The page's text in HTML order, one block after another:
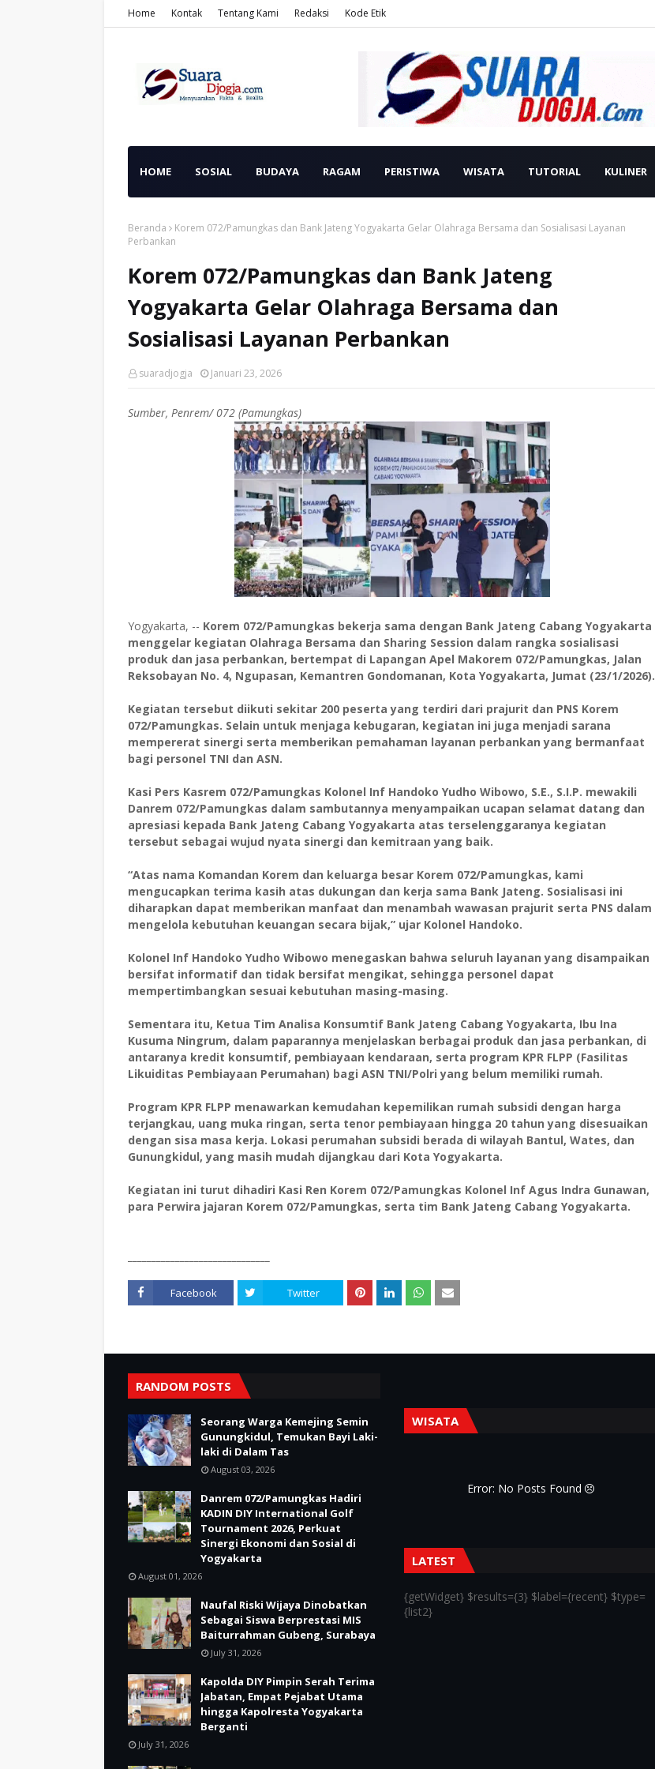
Home Kontak Tentang Kami Redaksi Kode Etik
HOME SOSIAL BUDAYA RAGAM PERISTIWA WISATA TUTORIAL KULINER
Beranda
Korem 072/Pamungkas dan Bank Jateng Yogyakarta Gelar Olahraga Bersama dan Sosialisasi Layanan
Perbankan
Korem 072/Pamungkas dan Bank Jateng
Yogyakarta Gelar Olahraga Bersama dan
Sosialisasi Layanan Perbankan
suaradjogja Januari 23, 2026
Sumber, Penrem/ 072 (Pamungkas)
Yogyakarta, -- Korem 072/Pamungkas bekerja sama dengan Bank Jateng Cabang Yogyakarta
menggelar kegiatan Olahraga Bersama dan Sharing Session dalam rangka sosialisasi
produk dan jasa perbankan, bertempat di Lapangan Apel Makorem 072/Pamungkas, Jalan
Reksobayan No. 4, Ngupasan, Kemantren Gondomanan, Kota Yogyakarta, Jumat (23/1/2026).
Kegiatan tersebut diikuti sekitar 200 peserta yang terdiri dari prajurit dan PNS Korem
072/Pamungkas. Selain untuk menjaga kebugaran, kegiatan ini juga menjadi sarana
mempererat sinergi serta memberikan pemahaman layanan perbankan yang bermanfaat
bagi personel TNI dan ASN.
Kasi Pers Kasrem 072/Pamungkas Kolonel Inf Handoko Yudho Wibowo, S.E., S.I.P. mewakili
Danrem 072/Pamungkas dalam sambutannya menyampaikan ucapan selamat datang dan
apresiasi kepada Bank Jateng Cabang Yogyakarta atas terselenggaranya kegiatan
tersebut sebagai wujud nyata sinergi dan kemitraan yang baik.
“Atas nama Komandan Korem dan keluarga besar Korem 072/Pamungkas, kami
mengucapkan terima kasih atas dukungan dan kerja sama Bank Jateng. Sosialisasi ini
diharapkan dapat memberikan manfaat dan menambah wawasan prajurit serta PNS dalam
mengelola kebutuhan keuangan secara bijak,” ujar Kolonel Handoko.
Kolonel Inf Handoko Yudho Wibowo menegaskan bahwa seluruh layanan yang disampaikan
bersifat informatif dan tidak bersifat mengikat, sehingga personel dapat
mempertimbangkan sesuai kebutuhan masing-masing.
Sementara itu, Ketua Tim Analisa Konsumtif Bank Jateng Cabang Yogyakarta, Ibu Ina
Kusuma Ningrum, dalam paparannya menjelaskan berbagai produk dan jasa perbankan, di
antaranya kredit konsumtif, pembiayaan kendaraan, serta program KPR FLPP (Fasilitas
Likuiditas Pembiayaan Perumahan) bagi ASN TNI/Polri yang belum memiliki rumah.
Program KPR FLPP menawarkan kemudahan kepemilikan rumah subsidi dengan harga
terjangkau, uang muka ringan, serta tenor pembiayaan hingga 20 tahun yang disesuaikan
dengan sisa masa kerja. Lokasi perumahan subsidi berada di wilayah Bantul, Wates, dan
Gunungkidul, yang masih mudah dijangkau dari Kota Yogyakarta.
Kegiatan ini turut dihadiri Kasi Ren Korem 072/Pamungkas Kolonel Inf Agus Indra Gunawan,
para Perwira jajaran Korem 072/Pamungkas, serta tim Bank Jateng Cabang Yogyakarta.
Facebook Twitter
RANDOM POSTS
Seorang Warga Kemejing Semin
Gunungkidul, Temukan Bayi Laki-
laki di Dalam Tas
August 03, 2026
Danrem 072/Pamungkas Hadiri
KADIN DIY International Golf
Tournament 2026, Perkuat
Sinergi Ekonomi dan Sosial di
Yogyakarta
August 01, 2026
Naufal Riski Wijaya Dinobatkan
Sebagai Siswa Berprestasi MIS
Baiturrahman Gubeng, Surabaya
July 31, 2026
Kapolda DIY Pimpin Serah Terima
Jabatan, Empat Pejabat Utama
hingga Kapolresta Yogyakarta
Berganti
July 31, 2026
WISATA
Error: No Posts Found
LATEST
{getWidget} $results={3} $label={recent} $type=
{list2}